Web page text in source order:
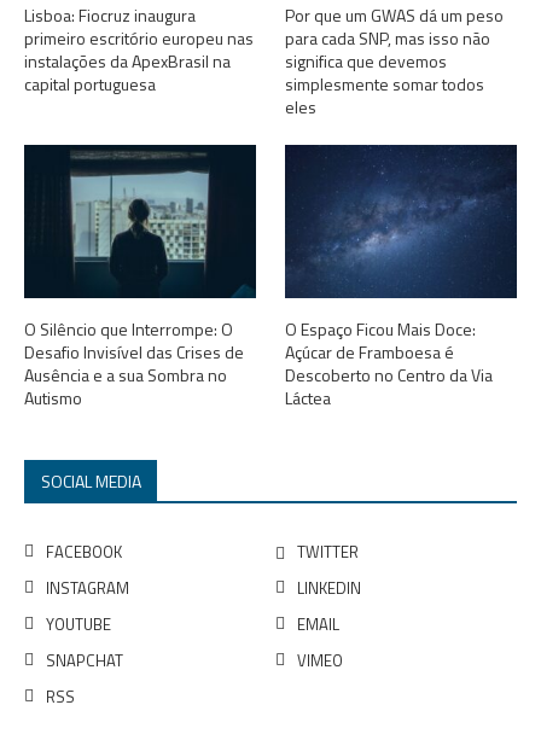
Lisboa: Fiocruz inaugura
primeiro escritório europeu nas
instalações da ApexBrasil na
capital portuguesa
Por que um GWAS dá um peso
para cada SNP, mas isso não
significa que devemos
simplesmente somar todos
eles
O Silêncio que Interrompe: O
Desafio Invisível das Crises de
Ausência e a sua Sombra no
Autismo
O Espaço Ficou Mais Doce:
Açúcar de Framboesa é
Descoberto no Centro da Via
Láctea
SOCIAL MEDIA
FACEBOOK
TWITTER
INSTAGRAM
LINKEDIN
YOUTUBE
EMAIL
SNAPCHAT
VIMEO
RSS